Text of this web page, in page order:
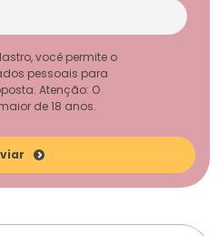
você permite o
pessoais para
Atenção: O
de 18 anos.